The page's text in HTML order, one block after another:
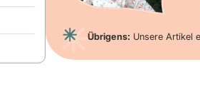
Übrigens: Unsere Artikel